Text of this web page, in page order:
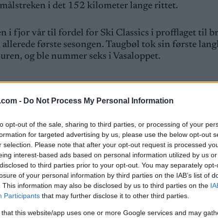
- Do Not Process My Personal Information
opt-out of the sale, sharing to third parties, or processing of your
for targeted advertising by us, please use the below opt-out
selection. Please note that after your opt-out request is processed
interest-based ads based on personal information utilized by us
to third parties prior to your opt-out. You may separately
of your personal information by third parties on the IAB’s list of
This information may also be disclosed by us to third parties on the
Participants that may further disclose it to other third parties.
that this website/app uses one or more Google services and may
i det 152 kilometer lange rittet.
i fjor vår til fordel for Ski Classics i profflaget til
første sesongen. Taugbøl tok sin første
og ble nummer seks i Vasaloppet.
i Randsfjorden Rundt er Martin Olsen, Jonas
og Brage Aulstad.
på tre timer, 22 minutter og 45 sekunder. Neste
reiste fra Hadeland med seier på lørdag.